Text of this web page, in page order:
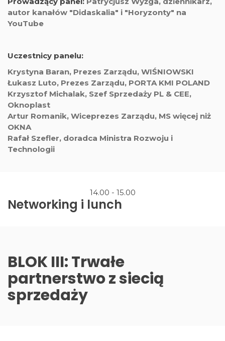
autor kanałów "Didaskalia" i "Horyzonty" na
YouTube
Uczestnicy panelu:
Krystyna Baran, Prezes Zarządu, WIŚNIOWSKI
Łukasz Luto, Prezes Zarządu, PORTA KMI POLAND
Krzysztof Michalak, Szef Sprzedaży PL & CEE,
Oknoplast
Artur Romanik, Wiceprezes Zarządu, MS więcej niż
OKNA
Rafał Szefler, doradca Ministra Rozwoju i
Technologii
14.00 - 15.00
Networking i lunch
BLOK III: Trwałe
partnerstwo z siecią
sprzedaży